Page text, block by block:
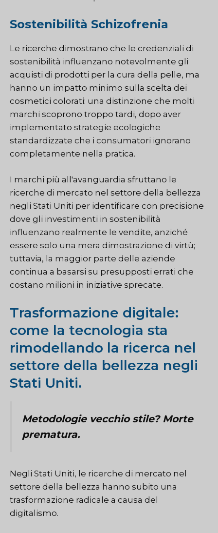
Sostenibilità Schizofrenia
Le ricerche dimostrano che le credenziali di
sostenibilità influenzano notevolmente gli
acquisti di prodotti per la cura della pelle, ma
hanno un impatto minimo sulla scelta dei
cosmetici colorati: una distinzione che molti
marchi scoprono troppo tardi, dopo aver
implementato strategie ecologiche
standardizzate che i consumatori ignorano
completamente nella pratica.
I marchi più all'avanguardia sfruttano le
ricerche di mercato nel settore della bellezza
negli Stati Uniti per identificare con precisione
dove gli investimenti in sostenibilità
influenzano realmente le vendite, anziché
essere solo una mera dimostrazione di virtù;
tuttavia, la maggior parte delle aziende
continua a basarsi su presupposti errati che
costano milioni in iniziative sprecate.
Trasformazione digitale:
come la tecnologia sta
rimodellando la ricerca nel
settore della bellezza negli
Stati Uniti.
Metodologie vecchio stile? Morte
prematura.
Negli Stati Uniti, le ricerche di mercato nel
settore della bellezza hanno subito una
trasformazione radicale a causa del
digitalismo.